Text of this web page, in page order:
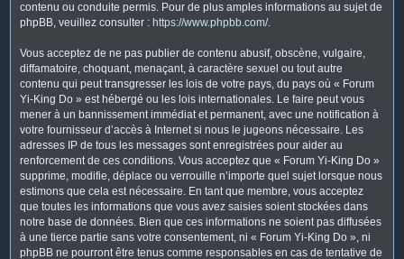
contenu ou conduite permis. Pour de plus amples informations au sujet de
phpBB, veuillez consulter : https://www.phpbb.com/.
Vous acceptez de ne pas publier de contenu abusif, obscène, vulgaire,
diffamatoire, choquant, menaçant, à caractère sexuel ou tout autre
contenu qui peut transgresser les lois de votre pays, du pays où « Forum
Yi-King Do » est hébergé ou les lois internationales. Le faire peut vous
mener à un bannissement immédiat et permanent, avec une notification à
votre fournisseur d’accès à Internet si nous le jugeons nécessaire. Les
adresses IP de tous les messages sont enregistrées pour aider au
renforcement de ces conditions. Vous acceptez que « Forum Yi-King Do »
supprime, modifie, déplace ou verrouille n’importe quel sujet lorsque nous
estimons que cela est nécessaire. En tant que membre, vous acceptez
que toutes les informations que vous avez saisies soient stockées dans
notre base de données. Bien que ces informations ne soient pas diffusées
à une tierce partie sans votre consentement, ni « Forum Yi-King Do », ni
phpBB ne pourront être tenus comme responsables en cas de tentative de